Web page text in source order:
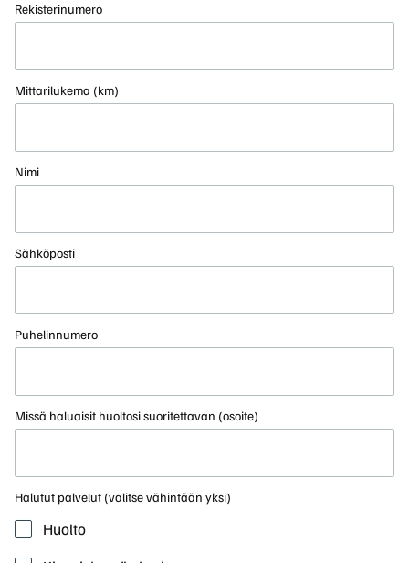
Rekisterinumero
Mittarilukema (km)
Nimi
Sähköposti
Puhelinnumero
Missä haluaisit huoltosi suoritettavan (osoite)
Halutut palvelut (valitse vähintään yksi)
Huolto